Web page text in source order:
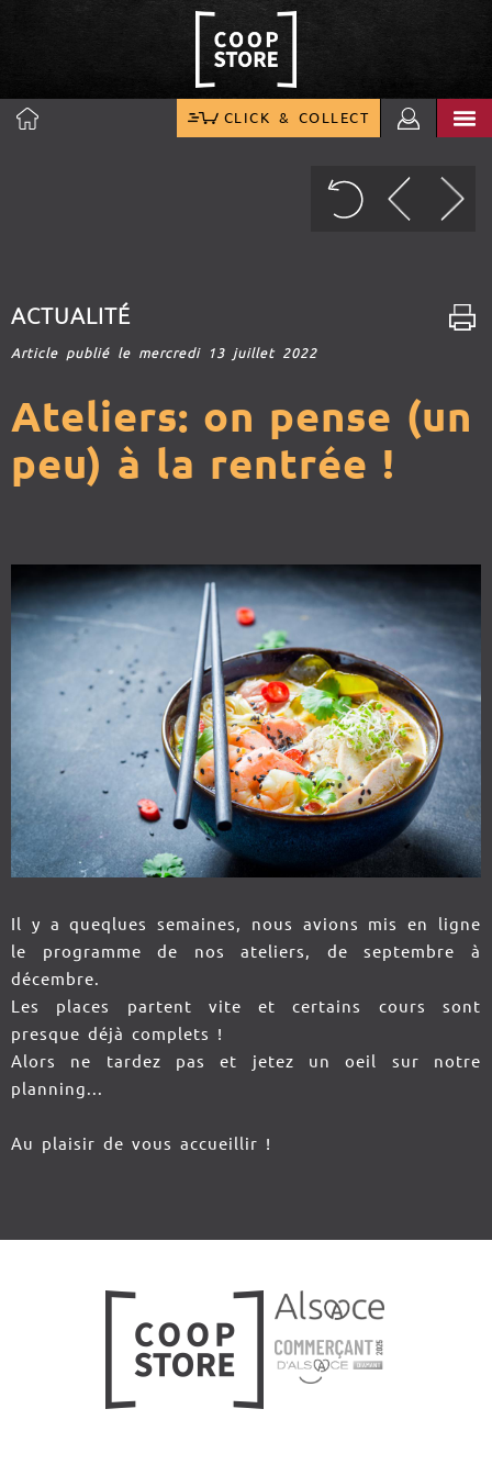
CLICK & COLLECT
ACTUALITÉ
Article publié le mercredi 13 juillet 2022
Ateliers: on pense (un
peu) à la rentrée !
Il y a queqlues semaines, nous avions mis en ligne
le programme de nos ateliers, de septembre à
décembre.
Les places partent vite et certains cours sont
presque déjà complets !
Alors ne tardez pas et jetez un oeil sur notre
planning...
Au plaisir de vous accueillir !